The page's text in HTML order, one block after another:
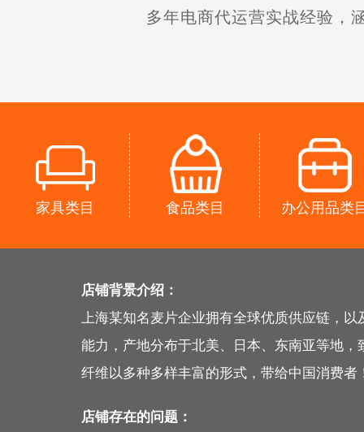
多年电商代运营实战经验，
家具类目 食品类目 办公用品类
店铺背景介绍：
上海某知名麦片企业拥有全球优质供应链，以
能力，产地分布于北美、日本、东南亚等地，
纤维以多种多样丰富的形式，带给中国消费者
店铺存在的问题：